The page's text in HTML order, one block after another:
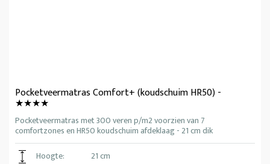
Pocketveermatras Comfort+ (koudschuim HR50) -
★★★★
Pocketveermatras met 300 veren p/m2 voorzien van 7
comfortzones en HR50 koudschuim afdeklaag - 21 cm dik
Hoogte:
21 cm